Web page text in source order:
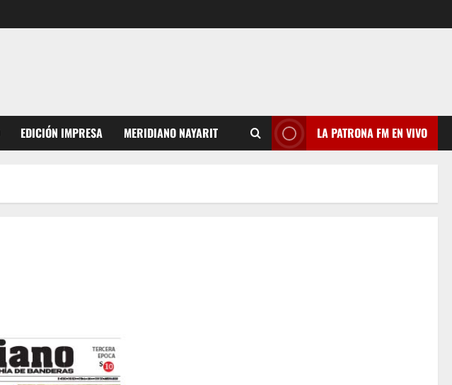
EDICIÓN IMPRESA MERIDIANO NAYARIT LA PATRONA FM EN VIVO